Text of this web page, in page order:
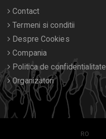
Contact
Termeni si conditii
Despre Cookies
Compania
Politica de confidentialitate
Organizatori
RO